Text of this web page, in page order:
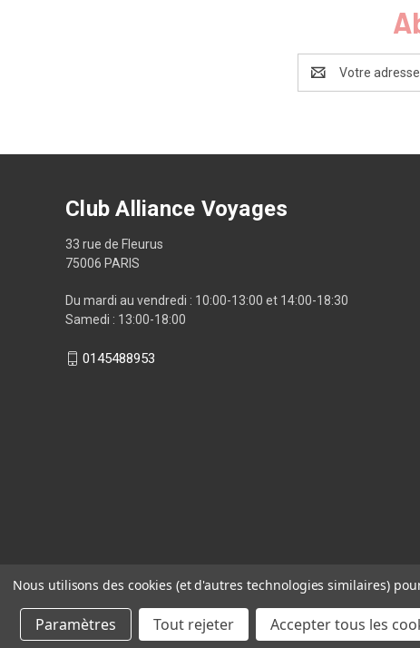
Club Alliance Voyages
33 rue de Fleurus
75006 PARIS
Du mardi au vendredi : 10:00-13:00 et 14:00-18:30
Samedi : 13:00-18:00
0145488953
Nous utilisons des cookies (et d'autres technologies similaires)
Paramètres Tout rejeter Accepter tous les